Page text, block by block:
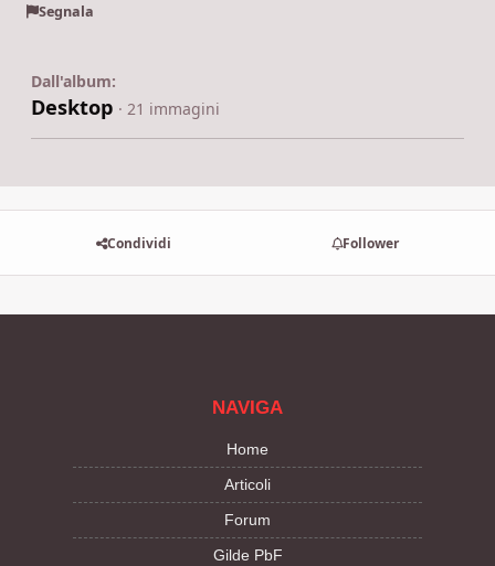
Segnala
Dall'album:
Desktop · 21 immagini
Condividi Follower
NAVIGA
Home
Articoli
Forum
Gilde PbF